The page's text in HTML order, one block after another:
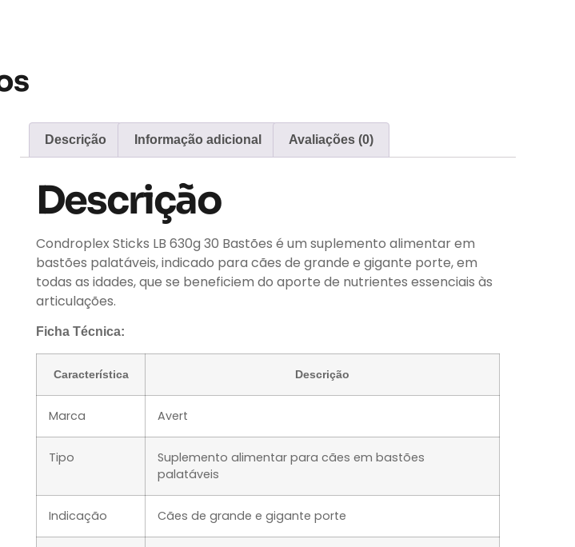
Descrição Informação adicional Avaliações (0)
Descrição
Condroplex Sticks LB 630g 30 Bastões é um suplemento alimentar em
bastões palatáveis, indicado para cães de grande e gigante porte, em
todas as idades, que se beneficiem do aporte de nutrientes essenciais às
articulações.
Ficha Técnica:
Característica Descrição
Marca Avert
Tipo
Suplemento alimentar para cães em bastões
palatáveis
Indicação Cães de grande e gigante porte